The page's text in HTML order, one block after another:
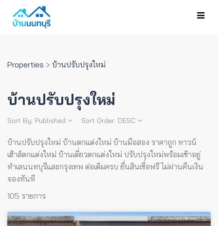
Properties > บ้านปรับปรุงใหม่
บ้านปรับปรุงใหม่
Sort By: Published Sort Order: DESC
บ้านปรับปรุงใหม่ บ้านตกแต่งใหม่ บ้านมือสอง ราคาถูก ทาวน์
เฮ้าส์ตกแต่งใหม่ บ้านเดี่ยวตกแต่งใหม่ ปรับปรุงใหม่พร้อมเข้าอยู่
ทำเลนนทบุรีและกรุงเทพ ต่อเติมครบ ยื่นสินเชื่อฟรี ไม่ผ่านคืนเงิน
จองทันที
105 รายการ